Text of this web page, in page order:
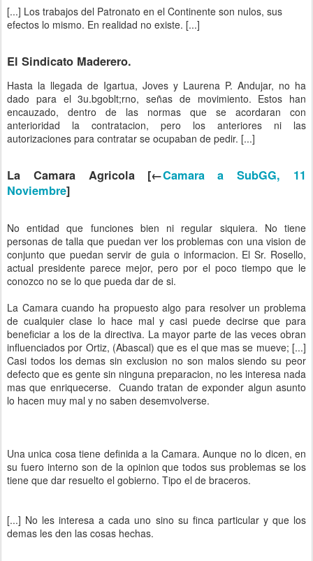
[...] Los trabajos del Patronato en el Continente son nulos, sus
efectos lo mismo. En realidad no existe. [...]
El Sindicato Maderero.
Hasta la llegada de Igartua, Joves y Laurena P. Andujar, no ha
dado para el 3u.bgoblt;rno, señas de movimiento. Estos han
encauzado, dentro de las normas que se acordaran con
anterioridad la contratacion, pero los anteriores ni las
autorizaciones para contratar se ocupaban de pedir. [...]
La Camara Agricola [←Camara a SubGG, 11
Noviembre]
No entidad que funciones bien ni regular siquiera. No tiene
personas de talla que puedan ver los problemas con una vision de
conjunto que puedan servir de guia o informacion. El Sr. Rosello,
actual presidente parece mejor, pero por el poco tiempo que le
conozco no se lo que pueda dar de si.
La Camara cuando ha propuesto algo para resolver un problema
de cualquier clase lo hace mal y casi puede decirse que para
beneficiar a los de la directiva. La mayor parte de las veces obran
influenciados por Ortiz, (Abascal) que es el que mas se mueve; [...]
Casi todos los demas sin exclusion no son malos siendo su peor
defecto que es gente sin ninguna preparacion, no les interesa nada
mas que enriquecerse. Cuando tratan de exponder algun asunto
lo hacen muy mal y no saben desemvolverse.
Una unica cosa tiene definida a la Camara. Aunque no lo dicen, en
su fuero interno son de la opinion que todos sus problemas se los
tiene que dar resuelto el gobierno. Tipo el de braceros.
[...] No les interesa a cada uno sino su finca particular y que los
demas les den las cosas hechas.